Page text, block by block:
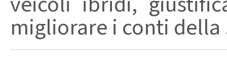
migliorare i conti della